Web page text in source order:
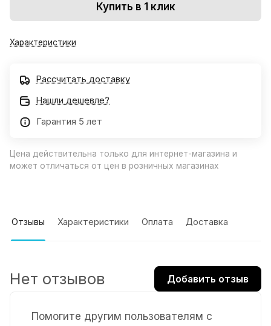
Купить в 1 клик
Характеристики
Рассчитать доставку
Нашли дешевле?
Гарантия 5 лет
Цена действительна только для интернет-магазина и
может отличаться от цен в розничных магазинах
Отзывы Характеристики Оплата Доставка
Помогите другим пользователям с
Нет отзывов Добавить отзыв